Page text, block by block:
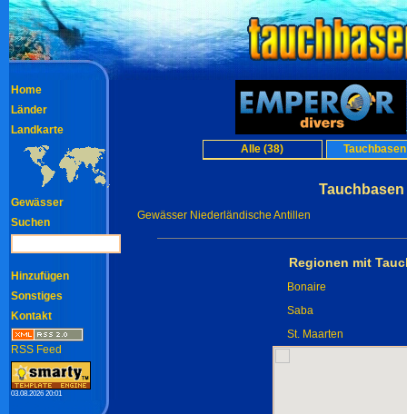
Alle (38)
Gewässer Niederländische Antillen
Regionen mit
Bonaire
Saba
St. Maarten
Home
Länder
Landkarte
Gewässer
Suchen
Hinzufügen
Sonstiges
Kontakt
RSS Feed
03.08.2026 20:01